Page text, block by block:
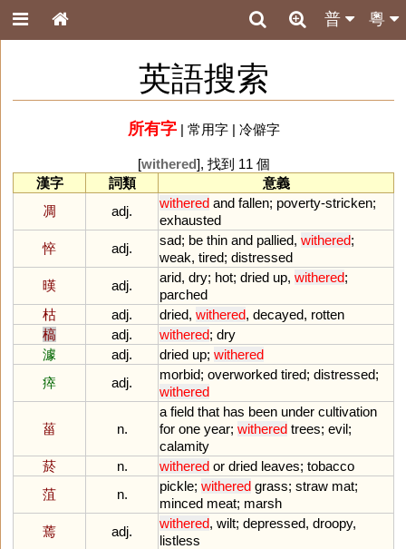
粵
普
英語搜索
所有字| 常用字| 冷僻字
[withered], 找到 11 個
漢字
詞類
意義
凋
adj.
withered and fallen; poverty-stricken;
exhausted
悴
adj.
sad; be thin and pallied, withered;
weak, tired; distressed
暵
adj.
arid, dry; hot; dried up, withered;
parched
枯
adj. dried, withered, decayed, rotten
槁
adj. withered; dry
澽
adj. dried up; withered
瘁
adj.
morbid; overworked tired; distressed;
withered
菑 n.
a field that has been under cultivation
for one year; withered trees; evil;
calamity
菸
n. withered or dried leaves; tobacco
菹
n.
pickle; withered grass; straw mat;
minced meat; marsh
蔫
adj.
withered, wilt; depressed, droopy,
listless